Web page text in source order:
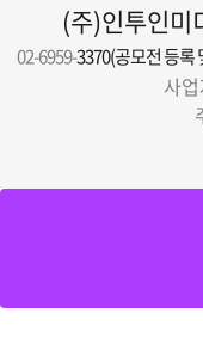
(주)인투인미
02-6959-3370(공모전 등록
사